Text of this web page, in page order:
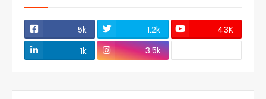
5k 1.2k
43K
1k
3.5k